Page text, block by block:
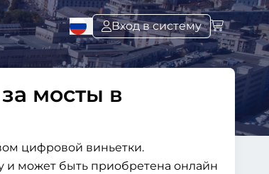
Вход в систему
мосты в
цифровой виньетки.
и может быть приобретена онлайн